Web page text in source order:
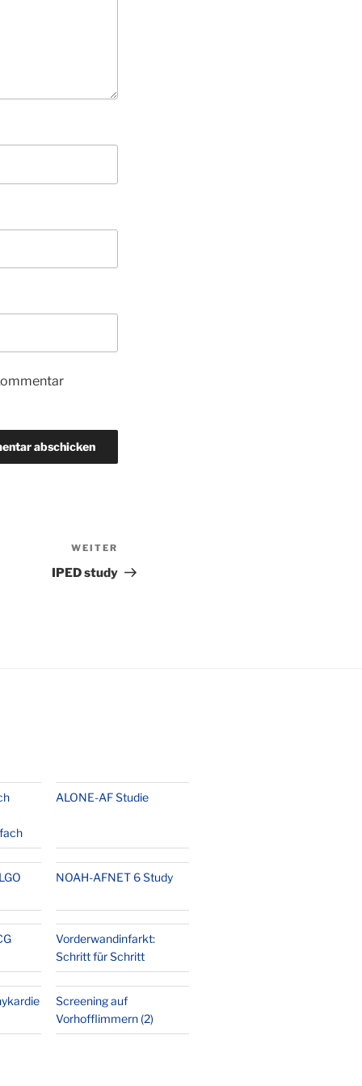
Beitrag
WEITER
IPED study
ALONE-AF Studie
NOAH-AFNET 6 Study
Vorderwandinfarkt:
Schritt für Schritt
Screening auf
Vorhofflimmern (2)